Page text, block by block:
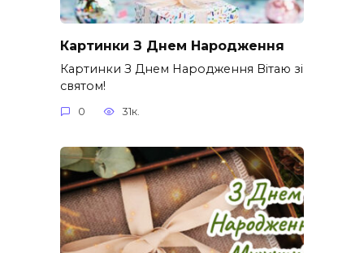
Картинки З Днем Народження
Картинки З Днем Народження Вітаю зі
святом!
0 31к.